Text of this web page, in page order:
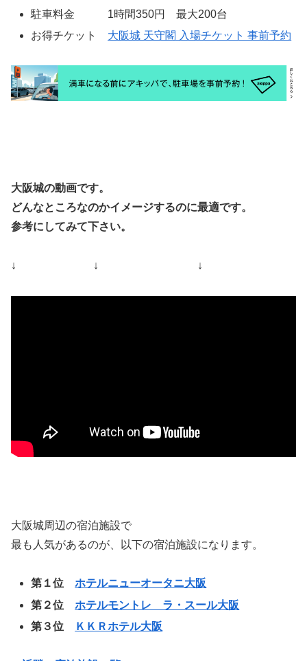
駐車料金 1時間350円 最大200台
お得チケット 大阪城 天守閣 入場チケット 事前予約
大阪城の動画です。
どんなところなのかイメージするのに最適です。
参考にしてみて下さい。
↓ ↓ ↓
大阪城周辺の宿泊施設で
最も人気があるのが、以下の宿泊施設になります。
第１位ホテルニューオータニ大阪
第２位ホテルモントレ ラ・スール大阪
第３位
ＫＫＲホテル大阪